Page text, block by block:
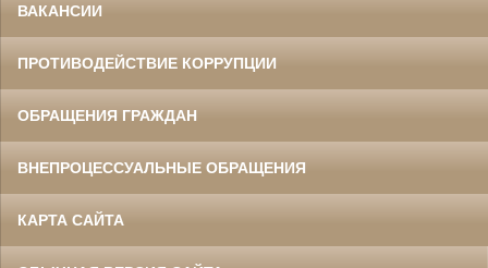
ВАКАНСИИ
ПРОТИВОДЕЙСТВИЕ КОРРУПЦИИ
ОБРАЩЕНИЯ ГРАЖДАН
ВНЕПРОЦЕССУАЛЬНЫЕ ОБРАЩЕНИЯ
КАРТА САЙТА